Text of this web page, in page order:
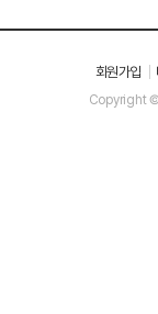
회원가입
Copyright ©